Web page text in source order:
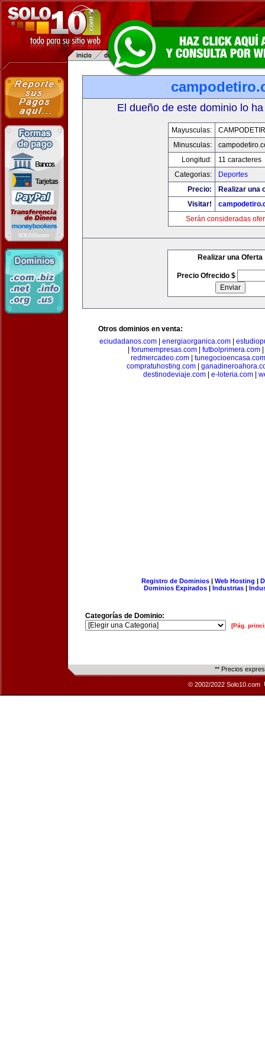
El dueño de este dominio lo
Mayusculas:
Minusculas:
Longitud:
11 caracteres
Categorias:
Deportes
Precio:
Realizar una
Visitar!
Serán consideradas
Realizar una Oferta
Precio Ofrecido $
Otros dominios en venta:
eciudadanos.com| energiaorganica.com|
forumempresas.com futbolprimera.com
redmercadeo.com| tunegocioencasa.com
compratuhosting.com|
destinodeviaje.com
e-loteria.com
Registro de Dominios| Web Hosting |
Dominios Expirados | Industrias |
Categorías de Dominio:
[Pág.
** Precios
© 2002/2022 Solo10.com